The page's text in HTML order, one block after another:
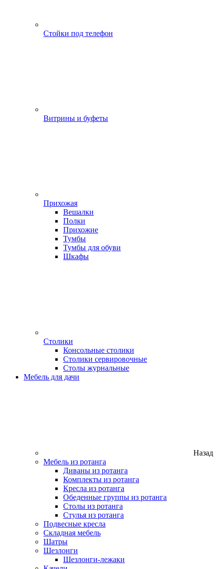
Стойки под телефон
Витрины и буфеты
Прихожая
Вешалки
Полки
Прихожие
Тумбы
Тумбы для обуви
Шкафы
Столики
Консольные столики
Столики сервировочные
Столы журнальные
Мебель для дачи
Назад
Мебель из ротанга
Диваны из ротанга
Комплекты из ротанга
Кресла из ротанга
Обеденные группы из ротанга
Столы из ротанга
Стулья из ротанга
Подвесные кресла
Складная мебель
Шатры
Шезлонги
Шезлонги-лежаки